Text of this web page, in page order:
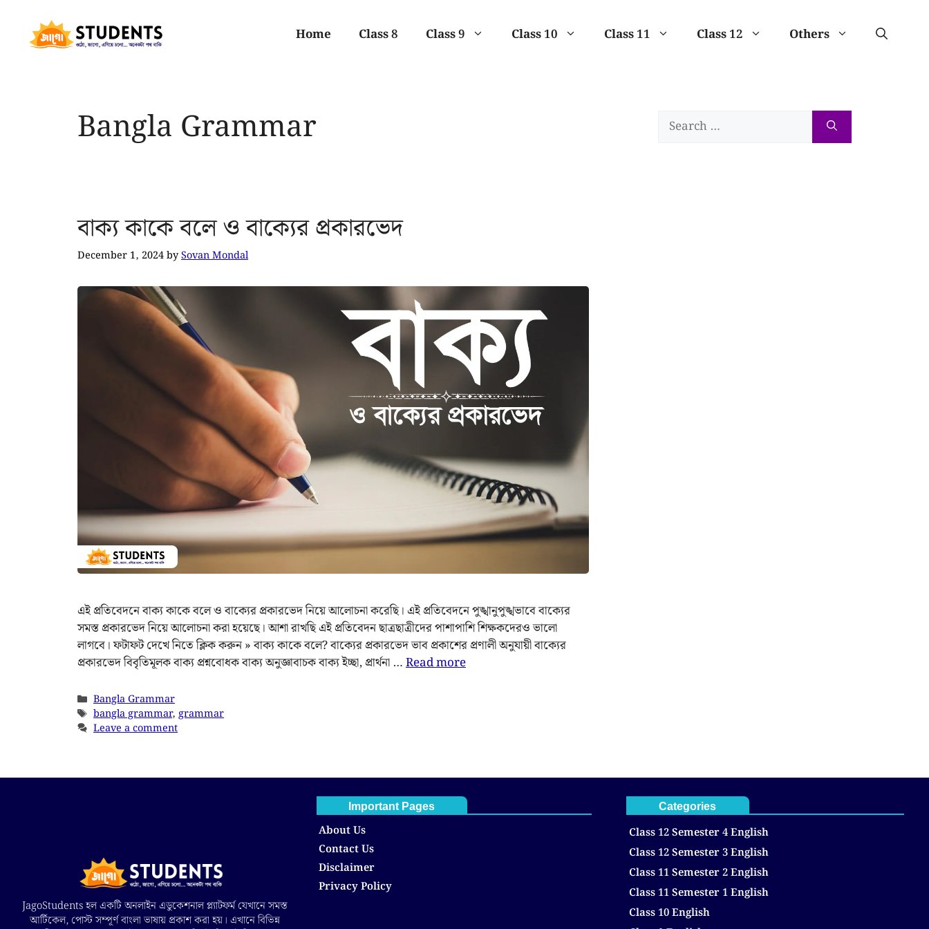
Home Class 8 Class 9 Class 10 Class 11 Class 12 Others
Bangla Grammar
বাক্য কাকে বলে ও বাক্যের প্রকারভেদ
December 1, 2024bySovan Mondal
এই প্রতিবেদনে বাক্য কাকে বলে ও বাক্যের প্রকারভেদ নিয়ে আলোচনা করেছি। এই প্রতিবেদনে পুঙ্খানুপুঙ্খভাবে বাক্যের
সমস্ত প্রকারভেদ নিয়ে আলোচনা করা হয়েছে। আশা রাখছি এই প্রতিবেদন ছাত্রছাত্রীদের পাশাপাশি শিক্ষকদেরও ভালো
লাগবে। ফটাফট দেখে নিতে ক্লিক করুন » বাক্য কাকে বলে? বাক্যের প্রকারভেদ ভাব প্রকাশের প্রণালী অনুযায়ী বাক্যের
প্রকারভেদ বিবৃতিমূলক বাক্য প্রশ্নবোধক বাক্য অনুজ্ঞাবাচক বাক্য ইচ্ছা, প্রার্থনা …Read more
Bangla Grammar
bangla grammar,grammar
Leave a comment
JagoStudents হল একটি অনলাইন এডুকেশনাল প্ল্যাটফর্ম যেখানে সমস্ত
আর্টিকেল, পোস্ট সম্পূর্ণ বাংলা ভাষায় প্রকাশ করা হয়। এখানে বিভিন্ন
Important Pages
About Us
Contact Us
Disclaimer
Privacy Policy
Categories
Class 12 Semester 4 English
Class 12 Semester 3 English
Class 11 Semester 2 English
Class 11 Semester 1 English
Class 10 English